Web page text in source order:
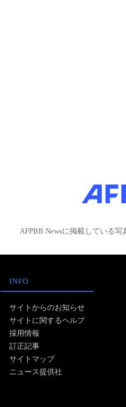
AFPBB Newsに掲載している
INFO
サイトからのお知らせ
サイトに関するヘルプ
採用情報
訂正記事
サイトマップ
ニュース提供社